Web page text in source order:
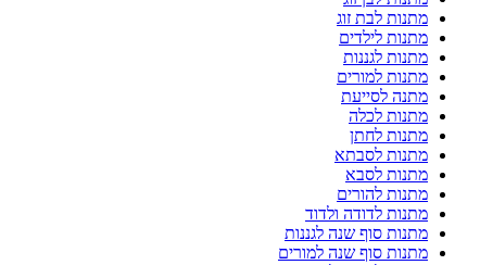
מתנות לבת זוג
מתנות לילדים
מתנות לגננות
מתנות למורים
מתנה לסייעת
מתנות לכלה
מתנות לחתן
מתנות לסבתא
מתנות לסבא
מתנות להורים
מתנות לדודה ולדוד
מתנות סוף שנה לגננות
מתנות סוף שנה למורים